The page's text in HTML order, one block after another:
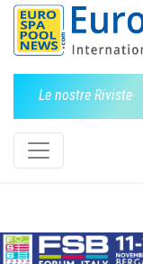
Le nostre Riviste